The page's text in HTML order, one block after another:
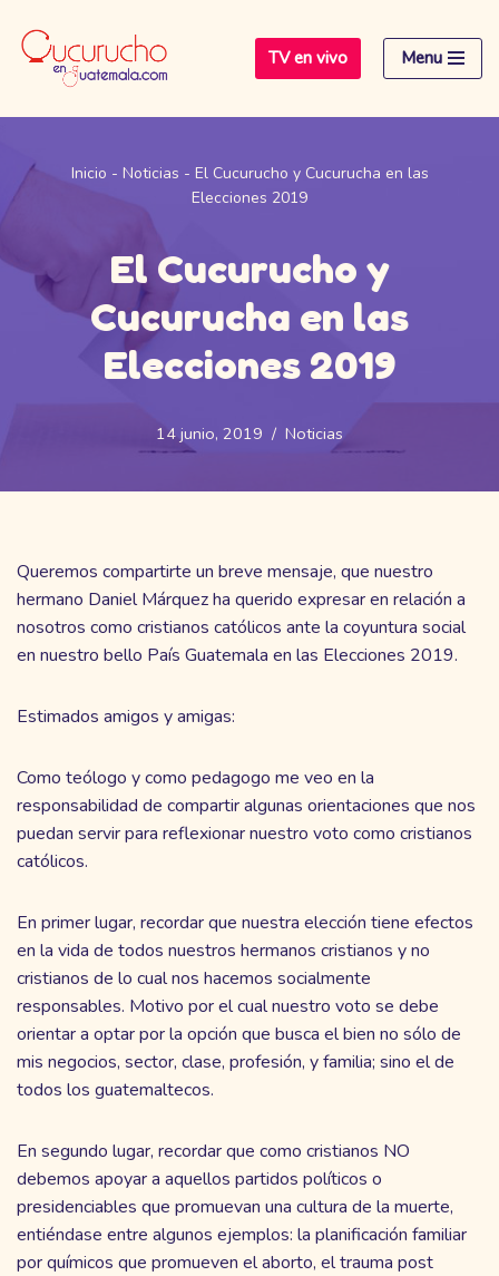
Saltar
contenido
TV en vivo Menu
Inicio - Noticias - El Cucurucho y Cucurucha en las
Elecciones 2019
El Cucurucho y
Cucurucha en las
Elecciones 2019
14 junio, 2019 Noticias
Queremos compartirte un breve mensaje, que nuestro
hermano Daniel Márquez ha querido expresar en relación a
nosotros como cristianos católicos ante la coyuntura social
en nuestro bello País Guatemala en las Elecciones 2019.
Estimados amigos y amigas:
Como teólogo y como pedagogo me veo en la
responsabilidad de compartir algunas orientaciones que nos
puedan servir para reflexionar nuestro voto como cristianos
católicos.
En primer lugar, recordar que nuestra elección tiene efectos
en la vida de todos nuestros hermanos cristianos y no
cristianos de lo cual nos hacemos socialmente
responsables. Motivo por el cual nuestro voto se debe
orientar a optar por la opción que busca el bien no sólo de
mis negocios, sector, clase, profesión, y familia; sino el de
todos los guatemaltecos.
En segundo lugar, recordar que como cristianos NO
debemos apoyar a aquellos partidos políticos o
presidenciables que promuevan una cultura de la muerte,
entiéndase entre algunos ejemplos: la planificación familiar
por químicos que promueven el aborto, el trauma post